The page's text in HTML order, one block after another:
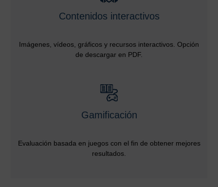
Contenidos interactivos
Imágenes, vídeos, gráficos y recursos interactivos. Opción
de descargar en PDF.
Gamificación
Evaluación basada en juegos con el fin de obtener mejores
resultados.